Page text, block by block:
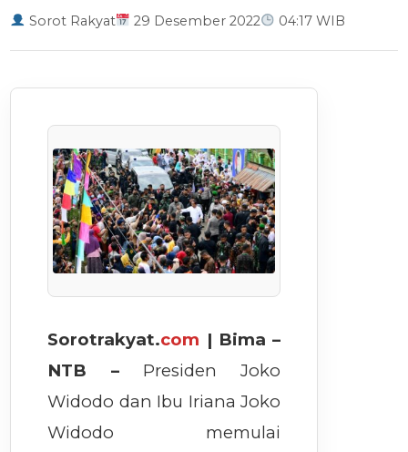
Sorot Rakyat 29 Desember 2022 04:17 WIB
Sorotrakyat.com | Bima –
NTB – Presiden Joko
Widodo dan Ibu Iriana Joko
Widodo memulai